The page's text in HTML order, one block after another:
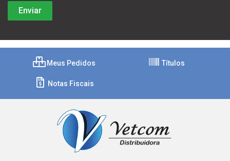
Meus Pedidos Títulos
Notas Fiscais